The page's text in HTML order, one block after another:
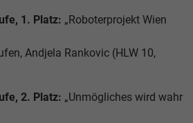
1. Platz: „Roboterprojekt Wien
Andjela Rankovic (HLW 10,
2. Platz: „Unmögliches wird wahr